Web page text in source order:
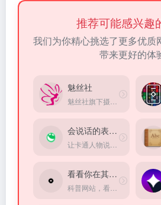
推荐可能感兴趣
我们为你精心挑选了更多优质
带来更好的体
魅丝社
会说话的表情包
看看你在其它星球的岁数